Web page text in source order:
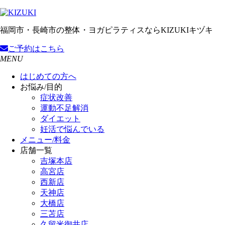
福岡市・長崎市の整体・ヨガピラティスならKIZUKIキヅキ
ご予約はこちら
MENU
はじめての方へ
お悩み/目的
症状改善
運動不足解消
ダイエット
妊活で悩んでいる
メニュー/料金
店舗一覧
吉塚本店
高宮店
西新店
天神店
大橋店
三苫店